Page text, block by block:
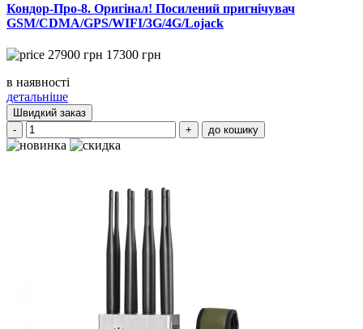
Кондор-Про-8. Оригінал! Посилений пригнічувач
GSM/CDMA/GPS/WIFI/3G/4G/Lojack
27900 грн 17300 грн
в наявності
детальніше
Швидкий заказ
-
+ до кошику